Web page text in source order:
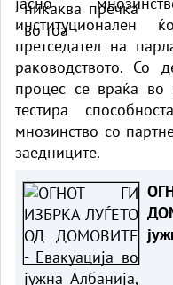
институционален
претседател на
раководството. Со
процес се враќа во
тестира
мнозинство со
заедниците.